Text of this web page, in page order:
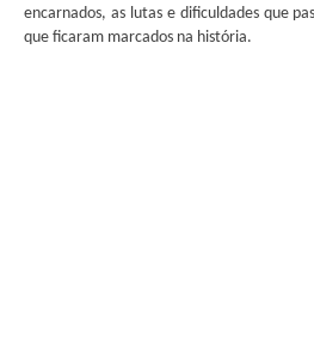
encarnados, as lutas e dificuldades que
que ficaram marcados na história.